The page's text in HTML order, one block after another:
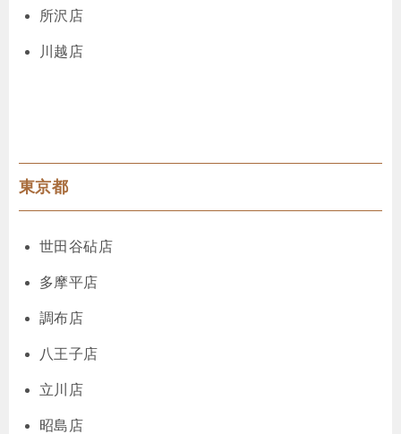
所沢店
川越店
東京都
世田谷砧店
多摩平店
調布店
八王子店
立川店
昭島店